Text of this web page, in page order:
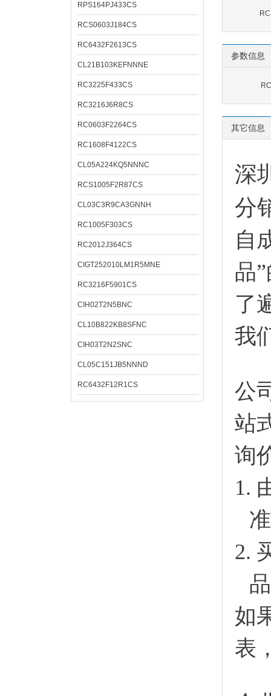
RPS164PJ433CS
RCS0603J184CS
RC6432F2613CS
CL21B103KEFNNNE
RC3225F433CS
RC3216J6R8CS
RC0603F2264CS
RC1608F4122CS
CL05A224KQ5NNNC
RCS1005F2R87CS
CL03C3R9CA3GNNH
RC1005F303CS
RC2012J364CS
CIGT252010LM1R5MNE
RC3216F5901CS
CIH02T2N5BNC
CL10B822KB8SFNC
CIH03T2N2SNC
CL05C151JB5NNND
RC6432F12R1CS
参数信息
其它信息
深
分
自
品
了
我
公
站
询
1.
2.
如
表